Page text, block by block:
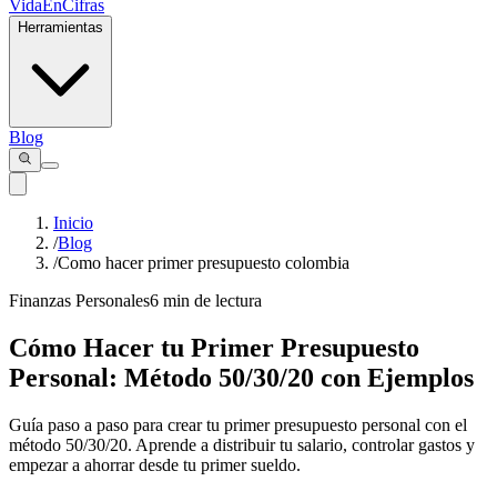
VidaEnCifras
Herramientas
Blog
Inicio
/Blog
/Como hacer primer presupuesto colombia
Finanzas Personales6 min de lectura
Cómo Hacer tu Primer Presupuesto
Personal: Método 50/30/20 con Ejemplos
Guía paso a paso para crear tu primer presupuesto personal con el
método 50/30/20. Aprende a distribuir tu salario, controlar gastos y
empezar a ahorrar desde tu primer sueldo.